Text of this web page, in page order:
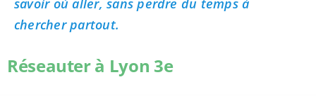
chercher partout.
Réseauter à Lyon 3e